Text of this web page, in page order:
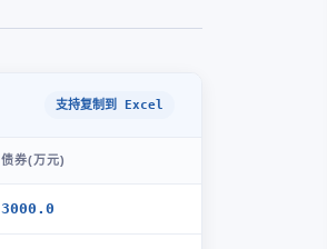
支持复制到 Excel
债券(万元)
3000.0